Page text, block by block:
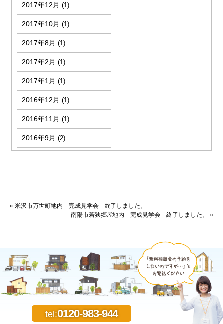
2017年12月 (1)
2017年10月 (1)
2017年8月 (1)
2017年2月 (1)
2017年1月 (1)
2016年12月 (1)
2016年11月 (1)
2016年9月 (2)
« 米沢市万世町地内 完成見学会 終了しました。
南陽市若狭郷屋地内 完成見学会 終了しました。 »
tel:0120-983-944